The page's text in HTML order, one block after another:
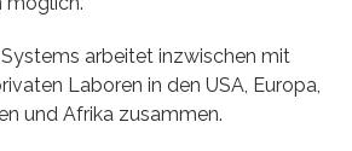
arbeitet inzwischen mit
Laboren in den USA, Europa,
und Afrika zusammen.